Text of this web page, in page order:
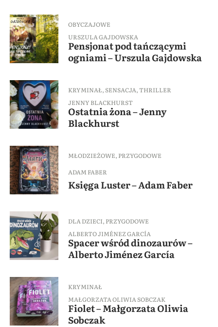
OBYCZAJOWE
URSZULA GAJDOWSKA
Pensjonat pod tańczącymi
ogniami – Urszula Gajdowska
KRYMINAŁ,SENSACJA,THRILLER
JENNY BLACKHURST
Ostatnia żona – Jenny
Blackhurst
MŁODZIEŻOWE, PRZYGODOWE
ADAM FABER
Księga Luster – Adam Faber
DLA DZIECI, PRZYGODOWE
ALBERTO JIMÉNEZ GARCÍA
Spacer wśród dinozaurów –
Alberto Jiménez García
KRYMINAŁ
MAŁGORZATA OLIWIA SOBCZAK
Fiolet – Małgorzata Oliwia
Sobczak